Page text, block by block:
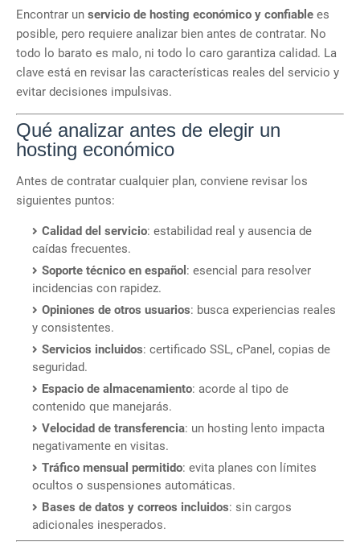
Encontrar un servicio de hosting económico y confiable es
posible, pero requiere analizar bien antes de contratar. No
todo lo barato es malo, ni todo lo caro garantiza calidad. La
clave está en revisar las características reales del servicio y
evitar decisiones impulsivas.
Qué analizar antes de elegir un
hosting económico
Antes de contratar cualquier plan, conviene revisar los
siguientes puntos:
Calidad del servicio: estabilidad real y ausencia de
caídas frecuentes.
Soporte técnico en español : esencial para resolver
incidencias con rapidez.
Opiniones de otros usuarios: busca experiencias reales
y consistentes.
Servicios incluidos: certificado SSL, cPanel, copias de
seguridad.
Espacio de almacenamiento: acorde al tipo de
contenido que manejarás.
Velocidad de transferencia: un hosting lento impacta
negativamente en visitas.
Tráfico mensual permitido: evita planes con límites
ocultos o suspensiones automáticas.
Bases de datos y correos incluidos: sin cargos
adicionales inesperados.